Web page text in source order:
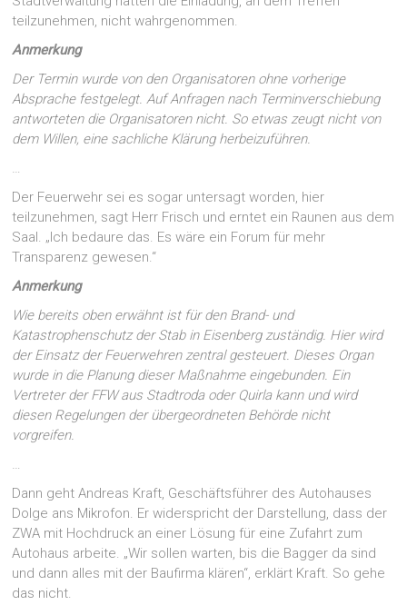
teilzunehmen, nicht wahrgenommen.
Anmerkung
Der Termin wurde von den Organisatoren ohne vorherige
Absprache festgelegt. Auf Anfragen nach Terminverschiebung
antworteten die Organisatoren nicht. So etwas zeugt nicht von
dem Willen, eine sachliche Klärung herbeizuführen.
…
Der Feuerwehr sei es sogar untersagt worden, hier
teilzunehmen, sagt Herr Frisch und erntet ein Raunen aus dem
Saal. „Ich bedaure das. Es wäre ein Forum für mehr
Transparenz gewesen.“
Anmerkung
Wie bereits oben erwähnt ist für den Brand- und
Katastrophenschutz der Stab in Eisenberg zuständig. Hier wird
der Einsatz der Feuerwehren zentral gesteuert. Dieses Organ
wurde in die Planung dieser Maßnahme eingebunden. Ein
Vertreter der FFW aus Stadtroda oder Quirla kann und wird
diesen Regelungen der übergeordneten Behörde nicht
vorgreifen.
…
Dann geht Andreas Kraft, Geschäftsführer des Autohauses
Dolge ans Mikrofon. Er widerspricht der Darstellung, dass der
ZWA mit Hochdruck an einer Lösung für eine Zufahrt zum
Autohaus arbeite. „Wir sollen warten, bis die Bagger da sind
und dann alles mit der Baufirma klären“, erklärt Kraft. So gehe
das nicht.